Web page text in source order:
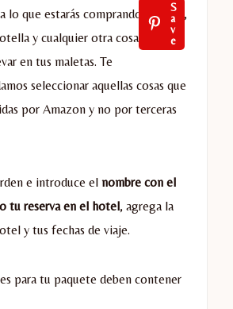
S
a
v
e
lo que estarás comprando. Snacks,
y cualquier otra cosa que no
en tus maletas. Te
seleccionar aquellas cosas que
por Amazon y no por terceras
e introduce el nombre con el
tu reserva en el hotel, agrega la
y tus fechas de viaje.
para tu paquete deben contener